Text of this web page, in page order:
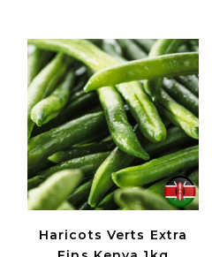
Haricots Verts Extra